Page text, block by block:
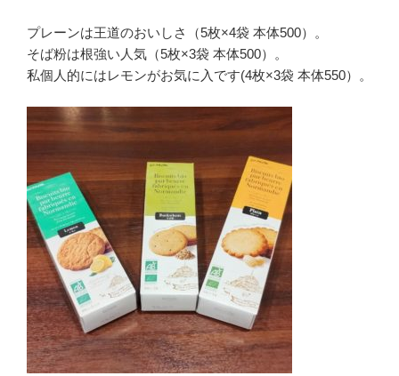
プレーンは王道のおいしさ（5枚×4袋 本体500）。
そば粉は根強い人気（5枚×3袋 本体500）。
私個人的にはレモンがお気に入です(4枚×3袋 本体550）。